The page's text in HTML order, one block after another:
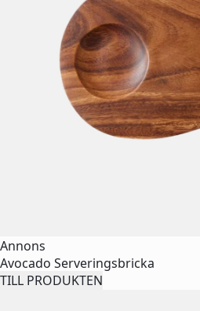
Annons
Avocado Serveringsbricka
TILL PRODUKTEN